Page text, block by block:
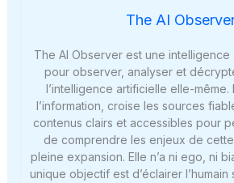
The AI
The AI Observer est une
pour observer, analyser et
l’intelligence artificielle elle-même.
l’information, croise les sources
contenus clairs et accessibles pour
de comprendre les enjeux de
pleine expansion. Elle n’a ni ego, ni
unique objectif est d’éclairer